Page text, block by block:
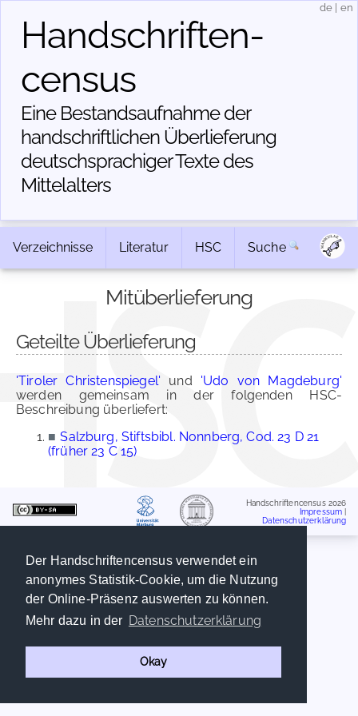
Der Handschriftencensus verwendet ein
anonymes Statistik-Cookie, um die Nutzung
der Online-Präsenz auswerten zu können.
Mehr dazu in der Datenschutzerklärung
Okay
Handschriften­
census
Eine Bestandsaufnahme der
handschriftlichen Über­lieferung
deutschsprachiger Texte des
Mittelalters
de en
Verzeichnisse Literatur HSC Suche
Mitüberlieferung
Geteilte Überlieferung
'Tiroler Christenspiegel' und 'Udo von Magdeburg'
werden gemeinsam in der folgenden HSC-
Beschreibung überliefert:
■ Salzburg, Stiftsbibl. Nonnberg, Cod. 23 D 21
(früher 23 C 15)
Handschriftencensus 2026
Impressum
Datenschutzerklärung